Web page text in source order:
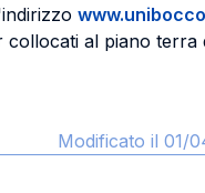
al piano terra
Modificato il 01/